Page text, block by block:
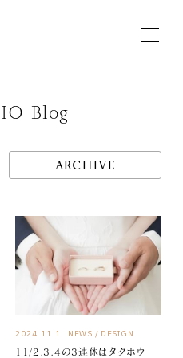
Blog
ARCHIVE
2024.11.1 NEWS DESIGN
11/2.3.4の3連休はタクホウ